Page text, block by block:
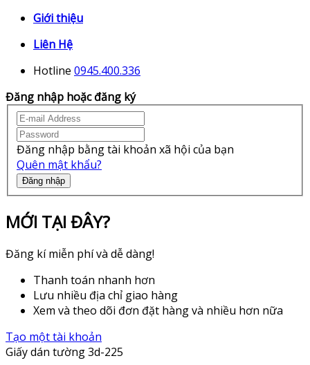
Giới thiệu
Liên Hệ
Hotline 0945.400.336
Đăng nhập hoặc đăng ký
Đăng nhập bằng tài khoản xã hội của bạn
Quên mật khẩu?
Đăng nhập
MỚI TẠI ĐÂY?
Đăng kí miễn phí và dễ dàng!
Thanh toán nhanh hơn
Lưu nhiều địa chỉ giao hàng
Xem và theo dõi đơn đặt hàng và nhiều hơn nữa
Tạo một tài khoản
Giấy dán tường 3d-225